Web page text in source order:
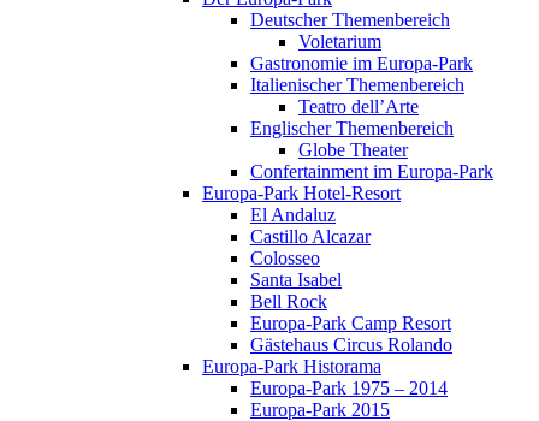
Deutscher Themenbereich
Voletarium
Gastronomie im Europa-Park
Italienischer Themenbereich
Teatro dell’Arte
Englischer Themenbereich
Globe Theater
Confertainment im Europa-Park
Europa-Park Hotel-Resort
El Andaluz
Castillo Alcazar
Colosseo
Santa Isabel
Bell Rock
Europa-Park Camp Resort
Gästehaus Circus Rolando
Europa-Park Historama
Europa-Park 1975 – 2014
Europa-Park 2015